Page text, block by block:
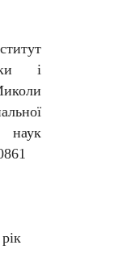
і
наук